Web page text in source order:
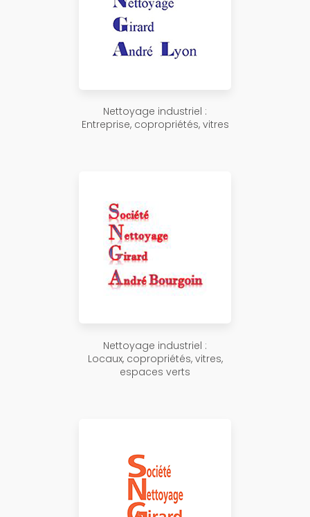
Nettoyage industriel :
Entreprise, copropriétés, vitres
Nettoyage industriel :
Locaux, copropriétés, vitres,
espaces verts